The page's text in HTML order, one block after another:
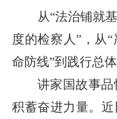
从“法治铺就
度的检察人” ，从“
命防线”到践行总
讲家国故事
积蓄奋进力量。 近